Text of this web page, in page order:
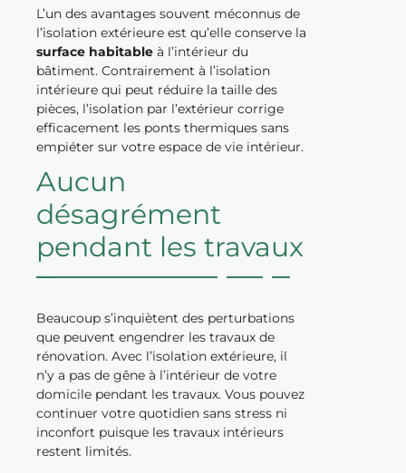
L’un des avantages souvent méconnus de
l’isolation extérieure est qu’elle conserve la
surface habitable à l’intérieur du
bâtiment. Contrairement à l’isolation
intérieure qui peut réduire la taille des
pièces, l’isolation par l’extérieur corrige
efficacement les ponts thermiques sans
empiéter sur votre espace de vie intérieur.
Aucun
désagrément
pendant les travaux
Beaucoup s’inquiètent des perturbations
que peuvent engendrer les travaux de
rénovation. Avec l’isolation extérieure, il
n’y a pas de gêne à l’intérieur de votre
domicile pendant les travaux. Vous pouvez
continuer votre quotidien sans stress ni
inconfort puisque les travaux intérieurs
restent limités.